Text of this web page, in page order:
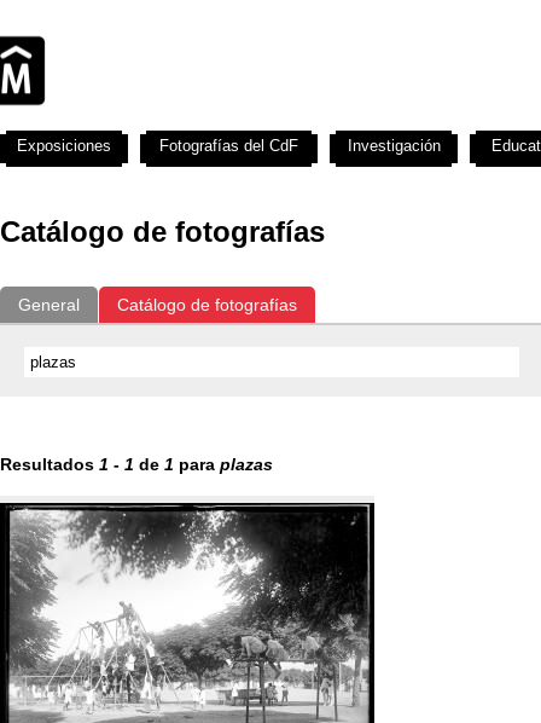
Catálogo de fotografías
General Catálogo de fotografías
Resultados 1 - 1 de 1 para plazas
Exposiciones Fotografías del CdF Investigación